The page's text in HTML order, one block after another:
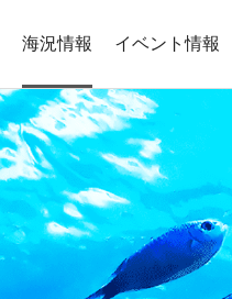
海況情報 イベント情報